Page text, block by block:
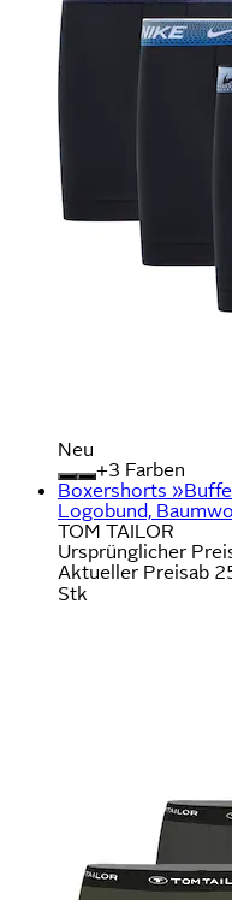
Neu
+
Farben
Boxershorts
Logobund,
TOM TAILOR
Ursprünglicher
Aktueller Preisab
Stk